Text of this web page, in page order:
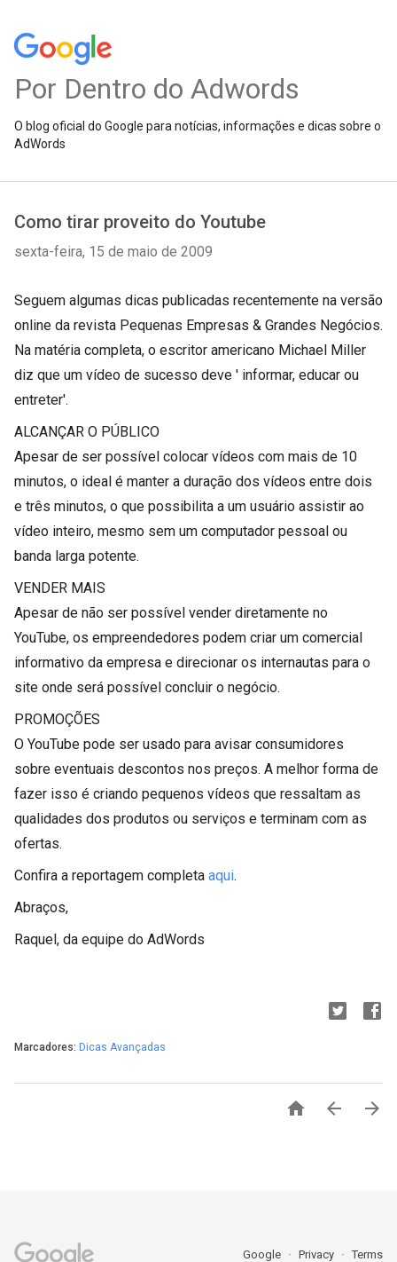
Por Dentro do Adwords
O blog oficial do Google para notícias, informações e dicas sobre o
AdWords
Como tirar proveito do Youtube
sexta-feira, 15 de maio de 2009
Seguem algumas dicas publicadas recentemente na versão
online da revista Pequenas Empresas & Grandes Negócios.
Na matéria completa, o escritor americano Michael Miller
diz que um vídeo de sucesso deve ' informar, educar ou
entreter'.
ALCANÇAR O PÚBLICO
Apesar de ser possível colocar vídeos com mais de 10
minutos, o ideal é manter a duração dos vídeos entre dois
e três minutos, o que possibilita a um usuário assistir ao
vídeo inteiro, mesmo sem um computador pessoal ou
banda larga potente.
VENDER MAIS
Apesar de não ser possível vender diretamente no
YouTube, os empreendedores podem criar um comercial
informativo da empresa e direcionar os internautas para o
site onde será possível concluir o negócio.
PROMOÇÕES
O YouTube pode ser usado para avisar consumidores
sobre eventuais descontos nos preços. A melhor forma de
fazer isso é criando pequenos vídeos que ressaltam as
qualidades dos produtos ou serviços e terminam com as
ofertas.
Confira a reportagem completa aqui.
Abraços,
Raquel, da equipe do AdWords
Marcadores: Dicas Avançadas
  
Google Privacy Terms